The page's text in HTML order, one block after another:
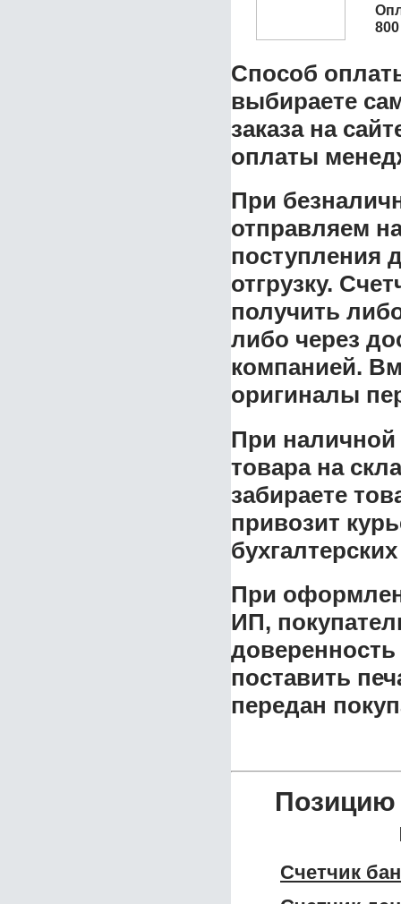
Способ
выбираете
заказа на
оплаты
При
отправляем
поступления
отгрузку.
получить
либо через
компанией.
оригиналы
При
товара на
забираете
привозит
При
ИП,
поставить
передан
Позицию
Счетчик